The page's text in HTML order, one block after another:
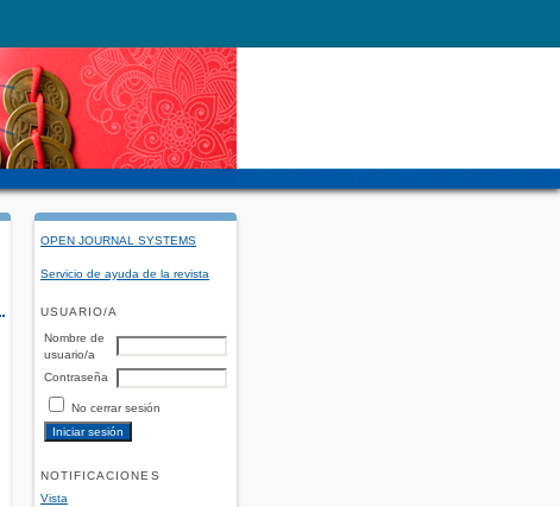
OPEN JOURNAL SYSTEMS
Servicio de ayuda de la revista
USUARIO/A
Nombre de
usuario/a
Contraseña
No cerrar sesión
NOTIFICACIONES
Vista